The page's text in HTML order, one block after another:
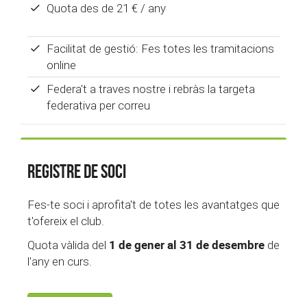
Quota des de 21 € / any
Facilitat de gestió: Fes totes les tramitacions
online
Federa't a traves nostre i rebràs la targeta
federativa per correu
Registre de soci
Fes-te soci i aprofita't de totes les avantatges que
t'ofereix el club.
Quota vàlida del 1 de gener al 31 de desembre de
l'any en curs.